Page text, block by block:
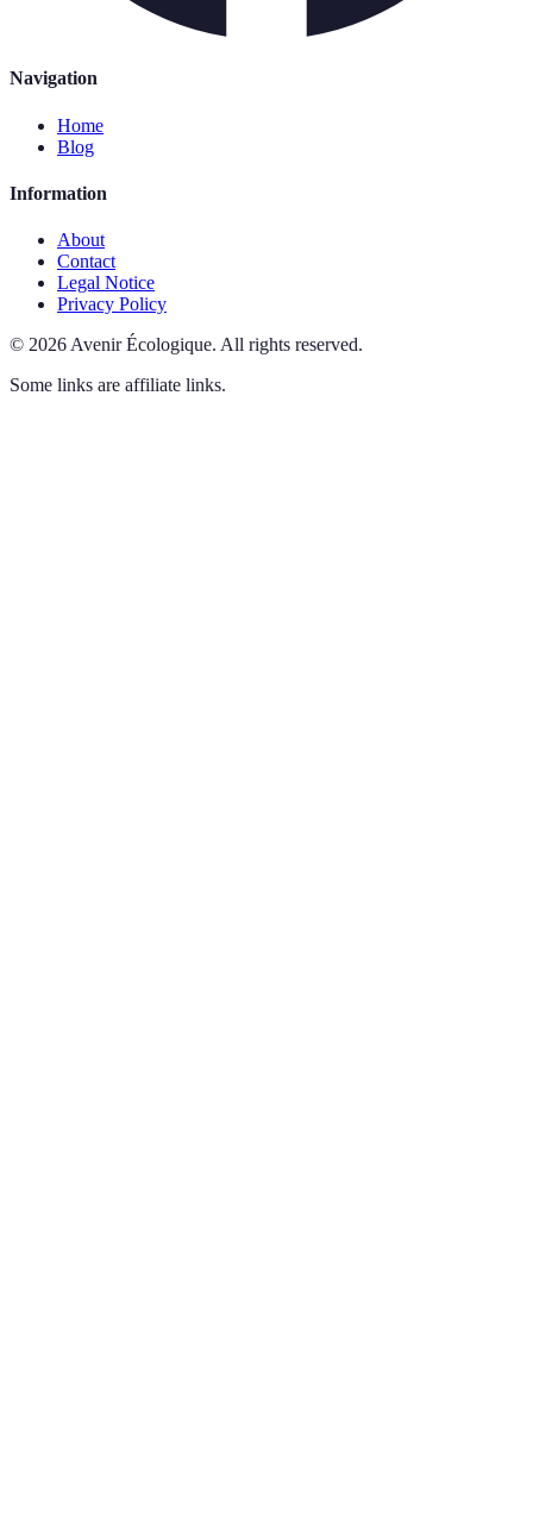
Navigation
Home
Blog
Information
About
Contact
Legal Notice
Privacy Policy
© 2026 Avenir Écologique. All rights reserved.
Some links are affiliate links.